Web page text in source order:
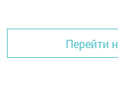
Перейти